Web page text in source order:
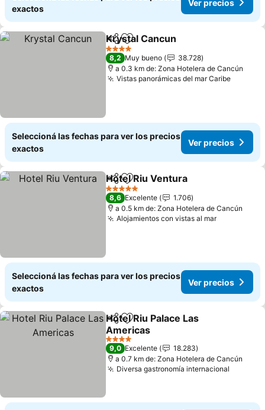
exactos
Ver precios
CompartirAñadir a favoritos
Krystal Cancun
4 Estrellas
8,2 Muy bueno
38.728
a 0.3 km de: Zona Hotelera de Cancún
Vistas panorámicas del mar CaribeVer
Seleccioná las fechas para ver los precios
exactos
Ver precios
CompartirAñadir a favoritos
Hotel Riu Ventura
5 Estrellas
8,6 Excelente
1.706
a 0.5 km de: Zona Hotelera de Cancún
Alojamientos con vistas al marVer
Seleccioná las fechas para ver los precios
exactos
Ver precios
CompartirAñadir a favoritos
Hotel Riu Palace Las
Americas
Ver precios
4 Estrellas
9,0 Excelente
18.283
a 0.7 km de: Zona Hotelera de Cancún
Diversa gastronomía internacional